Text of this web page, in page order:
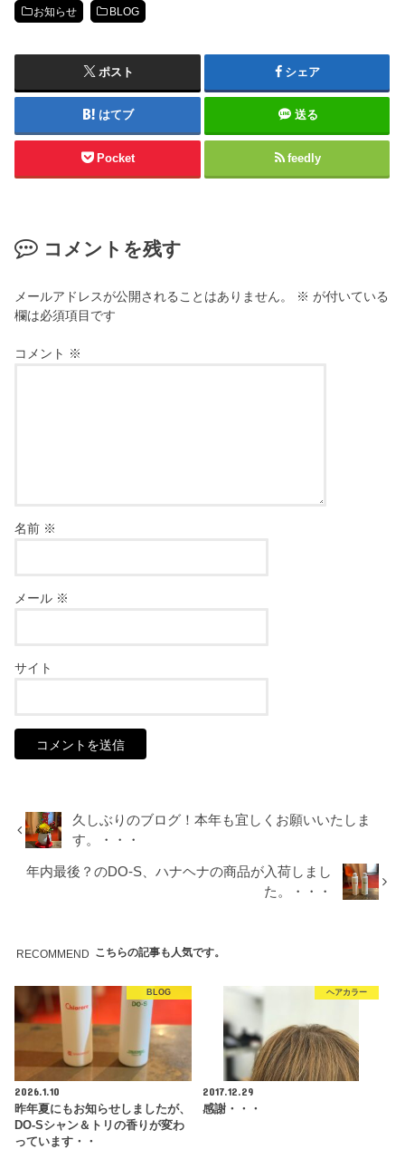
お知らせ BLOG
ポスト シェア
はてブ 送る
Pocket feedly
コメントを残す
メールアドレスが公開されることはありません。 ※ が付いている
欄は必須項目です
コメント ※
名前 ※
メール ※
サイト
久しぶりのブログ！本年も宜しくお願いいたしま
す。・・・
年内最後？のDO-S、ハナヘナの商品が入荷しまし
た。・・・
RECOMMEND こちらの記事も人気です。
BLOG
2026.1.10
昨年夏にもお知らせしましたが、
DO-Sシャン＆トリの香りが変わ
っています・・
ヘアカラー
2017.12.29
感謝・・・